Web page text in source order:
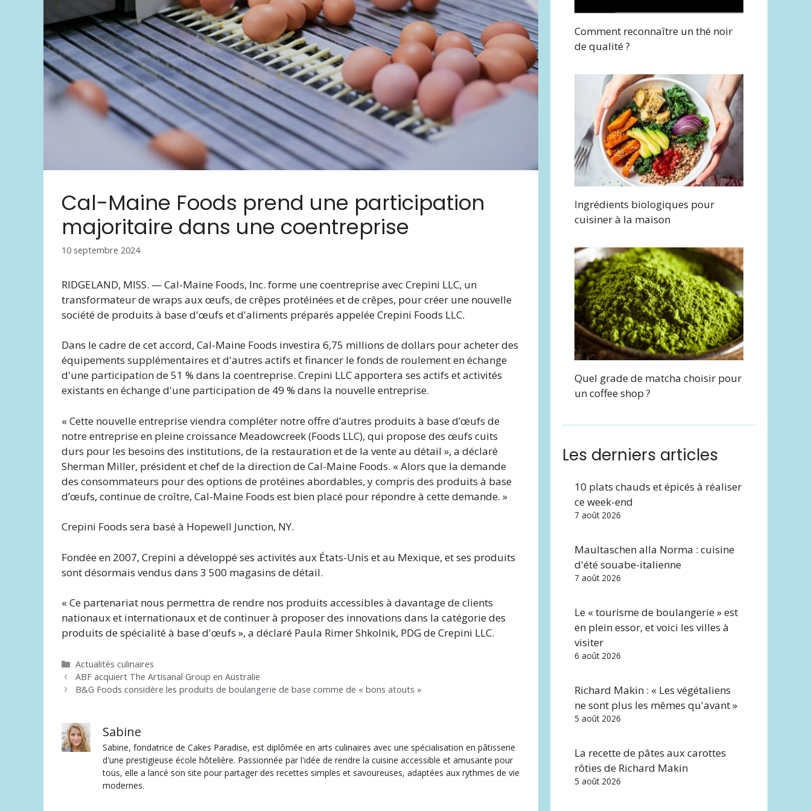
Cal-Maine Foods prend une participation
majoritaire dans une coentreprise
10 septembre 2024
RIDGELAND, MISS. — Cal-Maine Foods, Inc. forme une coentreprise avec Crepini LLC, un
transformateur de wraps aux œufs, de crêpes protéinées et de crêpes, pour créer une nouvelle
société de produits à base d'œufs et d'aliments préparés appelée Crepini Foods LLC.
Dans le cadre de cet accord, Cal-Maine Foods investira 6,75 millions de dollars pour acheter des
équipements supplémentaires et d'autres actifs et financer le fonds de roulement en échange
d'une participation de 51 % dans la coentreprise. Crepini LLC apportera ses actifs et activités
existants en échange d'une participation de 49 % dans la nouvelle entreprise.
« Cette nouvelle entreprise viendra compléter notre offre d’autres produits à base d’œufs de
notre entreprise en pleine croissance Meadowcreek (Foods LLC), qui propose des œufs cuits
durs pour les besoins des institutions, de la restauration et de la vente au détail », a déclaré
Sherman Miller, président et chef de la direction de Cal-Maine Foods. « Alors que la demande
des consommateurs pour des options de protéines abordables, y compris des produits à base
d’œufs, continue de croître, Cal-Maine Foods est bien placé pour répondre à cette demande. »
Crepini Foods sera basé à Hopewell Junction, NY.
Fondée en 2007, Crepini a développé ses activités aux États-Unis et au Mexique, et ses produits
sont désormais vendus dans 3 500 magasins de détail.
« Ce partenariat nous permettra de rendre nos produits accessibles à davantage de clients
nationaux et internationaux et de continuer à proposer des innovations dans la catégorie des
produits de spécialité à base d'œufs », a déclaré Paula Rimer Shkolnik, PDG de Crepini LLC.
Catégories
Actualités culinaires
ABF acquiert The Artisanal Group en Australie
B&G Foods considère les produits de boulangerie de base comme de « bons atouts »
Sabine
Sabine, fondatrice de Cakes Paradise, est diplômée en arts culinaires avec une spécialisation en pâtisserie
d'une prestigieuse école hôtelière. Passionnée par l'idée de rendre la cuisine accessible et amusante pour
tous, elle a lancé son site pour partager des recettes simples et savoureuses, adaptées aux rythmes de vie
modernes.
Comment reconnaître un thé noir
de qualité ?
Ingrédients biologiques pour
cuisiner à la maison
Quel grade de matcha choisir pour
un coffee shop ?
Les derniers articles
10 plats chauds et épicés à réaliser
ce week-end
7 août 2026
Maultaschen alla Norma : cuisine
d'été souabe-italienne
7 août 2026
Le « tourisme de boulangerie » est
en plein essor, et voici les villes à
visiter
6 août 2026
Richard Makin : « Les végétaliens
ne sont plus les mêmes qu'avant »
5 août 2026
La recette de pâtes aux carottes
rôties de Richard Makin
5 août 2026